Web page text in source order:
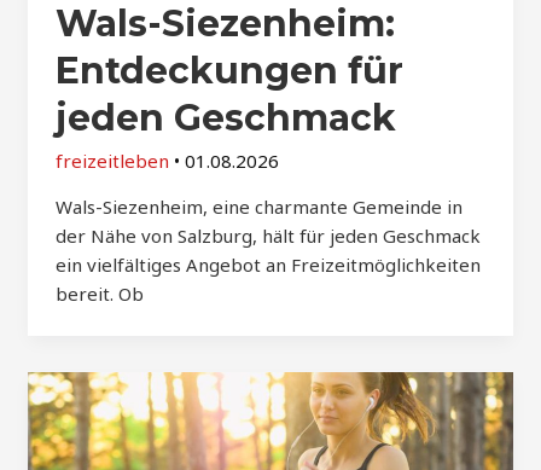
Wals-Siezenheim:
Entdeckungen für
jeden Geschmack
freizeitleben • 01.08.2026
Wals-Siezenheim, eine charmante Gemeinde in
der Nähe von Salzburg, hält für jeden Geschmack
ein vielfältiges Angebot an Freizeitmöglichkeiten
bereit. Ob